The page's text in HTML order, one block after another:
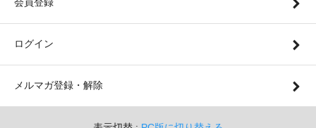
会員登録
ログイン
メルマガ登録・解除